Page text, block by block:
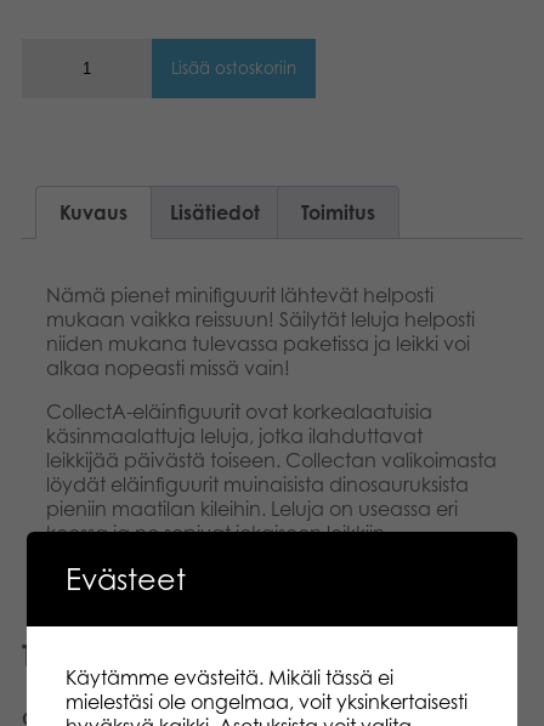
Lisää ostoskoriin
Kuvaus Lisätiedot Toimitus
Nämä pienet minifiguurit lähtevät helposti
mukaan vaikka reissuun! Säilytät leluja helposti
niiden mukana tulevassa paketissa ja leikki voi
alkaa nopeasti missä vain!
CollectA-eläinfiguurit ovat korkealaatuisia
käsinmaalattuja leluja, jotka ilahduttavat
leikkijää päivästä toiseen. Collectan valikoimasta
löydät eläinfiguurit muinaisista dinosauruksista
pieniin maatilan kileihin. Leluja on useassa eri
koossa ja ne sopivat jokaiseen leikkiin.
Tutustu myös
CollectA
CollectA Kävelevä
Evästeet
Käytämme evästeitä. Mikäli tässä ei
mielestäsi ole ongelmaa, voit yksinkertaisesti